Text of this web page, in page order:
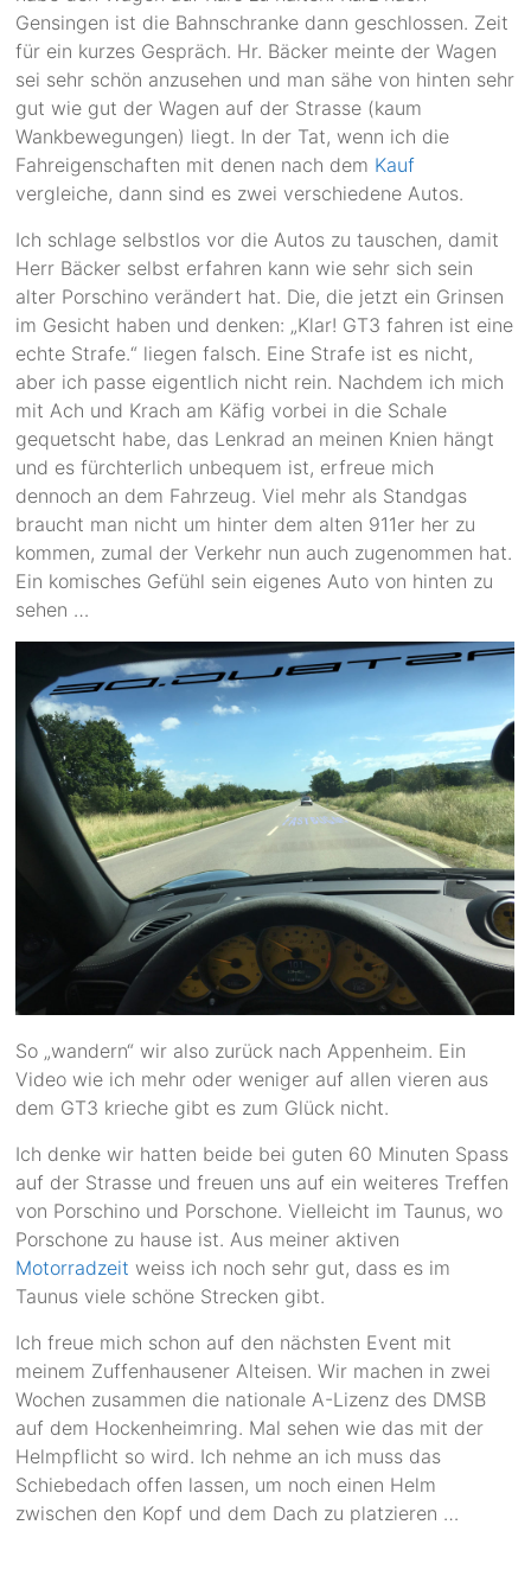
Gensingen ist die Bahnschranke dann geschlossen. Zeit
für ein kurzes Gespräch. Hr. Bäcker meinte der Wagen
sei sehr schön anzusehen und man sähe von hinten sehr
gut wie gut der Wagen auf der Strasse (kaum
Wankbewegungen) liegt. In der Tat, wenn ich die
Fahreigenschaften mit denen nach dem Kauf
vergleiche, dann sind es zwei verschiedene Autos.
Ich schlage selbstlos vor die Autos zu tauschen, damit
Herr Bäcker selbst erfahren kann wie sehr sich sein
alter Porschino verändert hat. Die, die jetzt ein Grinsen
im Gesicht haben und denken: „Klar! GT3 fahren ist eine
echte Strafe.“ liegen falsch. Eine Strafe ist es nicht,
aber ich passe eigentlich nicht rein. Nachdem ich mich
mit Ach und Krach am Käfig vorbei in die Schale
gequetscht habe, das Lenkrad an meinen Knien hängt
und es fürchterlich unbequem ist, erfreue mich
dennoch an dem Fahrzeug. Viel mehr als Standgas
braucht man nicht um hinter dem alten 911er her zu
kommen, zumal der Verkehr nun auch zugenommen hat.
Ein komisches Gefühl sein eigenes Auto von hinten zu
sehen …
So „wandern“ wir also zurück nach Appenheim. Ein
Video wie ich mehr oder weniger auf allen vieren aus
dem GT3 krieche gibt es zum Glück nicht.
Ich denke wir hatten beide bei guten 60 Minuten Spass
auf der Strasse und freuen uns auf ein weiteres Treffen
von Porschino und Porschone. Vielleicht im Taunus, wo
Porschone zu hause ist. Aus meiner aktiven
Motorradzeit weiss ich noch sehr gut, dass es im
Taunus viele schöne Strecken gibt.
Ich freue mich schon auf den nächsten Event mit
meinem Zuffenhausener Alteisen. Wir machen in zwei
Wochen zusammen die nationale A-Lizenz des DMSB
auf dem Hockenheimring. Mal sehen wie das mit der
Helmpflicht so wird. Ich nehme an ich muss das
Schiebedach offen lassen, um noch einen Helm
zwischen den Kopf und dem Dach zu platzieren …